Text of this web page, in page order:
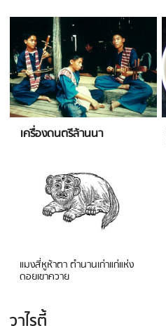
เครื่องดนตรีล้านนา
แมงสี่หูห้าตา ตำนานเก่าแก่แห่ง
ดอยเขาควาย